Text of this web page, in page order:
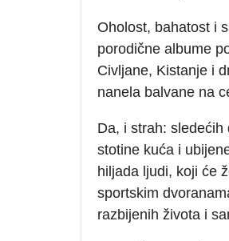
Oholost, bahatost i
porodične albume
Civljane, Kistanje i
nanela balvane na
Da, i strah:
stotine kuća i
hiljada ljudi, koji će
sportskim
razbijenih života i